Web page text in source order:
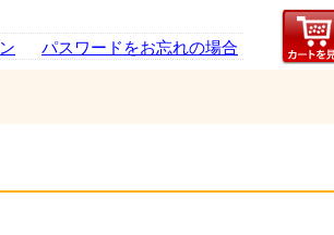
パスワードをお忘れの場合